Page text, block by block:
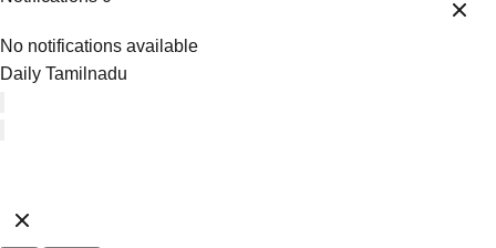
No notifications available
Daily Tamilnadu